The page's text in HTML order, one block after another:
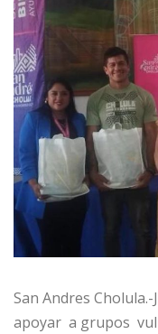
San Andres
apoyar a grupos